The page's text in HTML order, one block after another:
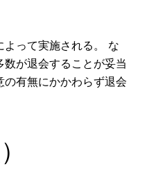
って実施される。 な
が退会することが妥当
の有無にかかわらず退会